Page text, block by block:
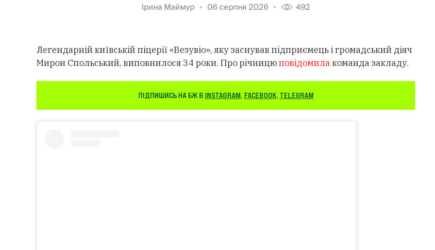
Ірина Маймур 06 серпня 2026 492
Легендарній київській піцерії «Везувіо», яку заснував підприємець і громадський діяч
Мирон Спольський, виповнилося 34 роки. Про річницюповідомилакоманда закладу.
ПІДПИШИСЬ НА БЖ В INSTAGRAM, FACEBOOK, TELEGRAM